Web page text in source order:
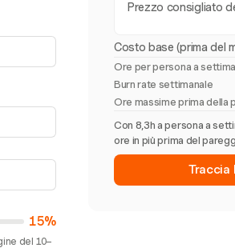
15%
del 10–
Prezzo consigliato
Costo base (prima del
Ore per persona a
Burn rate settimanale
Ore massime prima della
Con 8,3h a persona a
ore in più prima del
Traccia